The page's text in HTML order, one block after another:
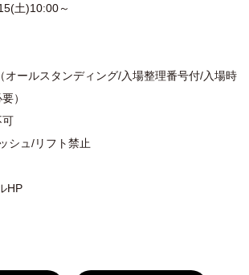
土)10:00～
オールスタンディング/入場整理番号付/入場時
）
シュ/リフト禁止
HP